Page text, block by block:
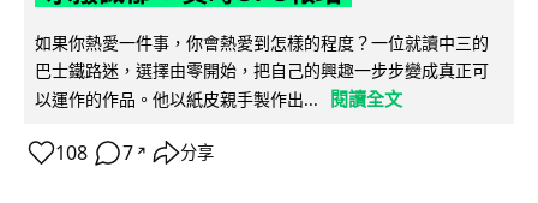
如果你熱愛一件事，你會熱愛到怎樣的程度？一位就讀中三的
巴士鐵路迷，選擇由零開始，把自己的興趣一步步變成真正可
以運作的作品。他以紙皮親手製作出...
閱讀全文
108 7 ↗ 分享